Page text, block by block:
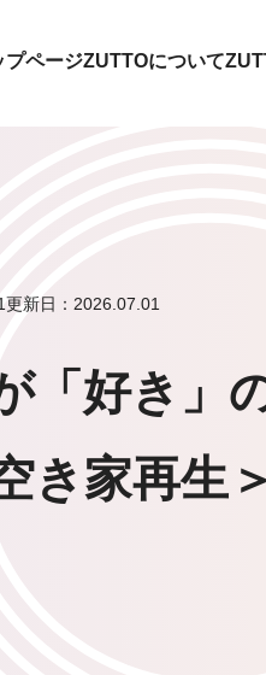
プページZUTTOについて
更新日：2026.07.01
「好き」
き家再生